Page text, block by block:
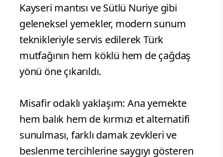
Kayseri mantısı ve Sütlü Nuriye gibi
geleneksel yemekler, modern sunum
teknikleriyle servis edilerek Türk
mutfağının hem köklü hem de çağdaş
yönü öne çıkarıldı.
Misafir odaklı yaklaşım: Ana yemekte
hem balık hem de kırmızı et alternatifi
sunulması, farklı damak zevkleri ve
beslenme tercihlerine saygıyı gösteren